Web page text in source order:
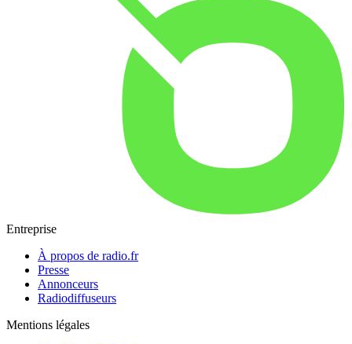
Entreprise
À propos de radio.fr
Presse
Annonceurs
Radiodiffuseurs
Mentions légales